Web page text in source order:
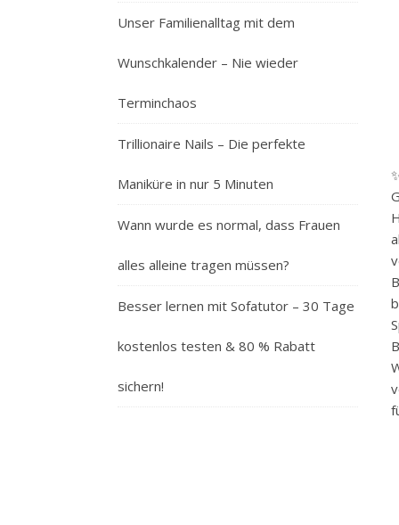
Unser Familienalltag mit dem
Wunschkalender – Nie wieder
Terminchaos
Trillionaire Nails – Die perfekte
Maniküre in nur 5 Minuten
Wann wurde es normal, dass Frauen
alles alleine tragen müssen?
Besser lernen mit Sofatutor – 30 Tage
kostenlos testen & 80 % Rabatt
sichern!